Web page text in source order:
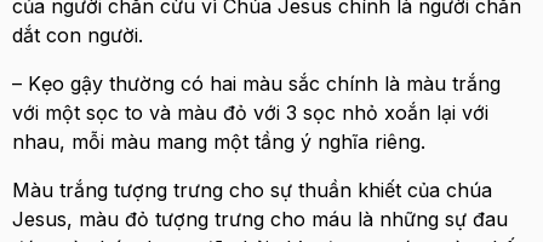
của người chăn cừu vì Chúa Jesus chính là người chăn
dắt con người.
– Kẹo gậy thường có hai màu sắc chính là màu trắng
với một sọc to và màu đỏ với 3 sọc nhỏ xoắn lại với
nhau, mỗi màu mang một tầng ý nghĩa riêng.
Màu trắng tượng trưng cho sự thuần khiết của chúa
Jesus, màu đỏ tượng trưng cho máu là những sự đau